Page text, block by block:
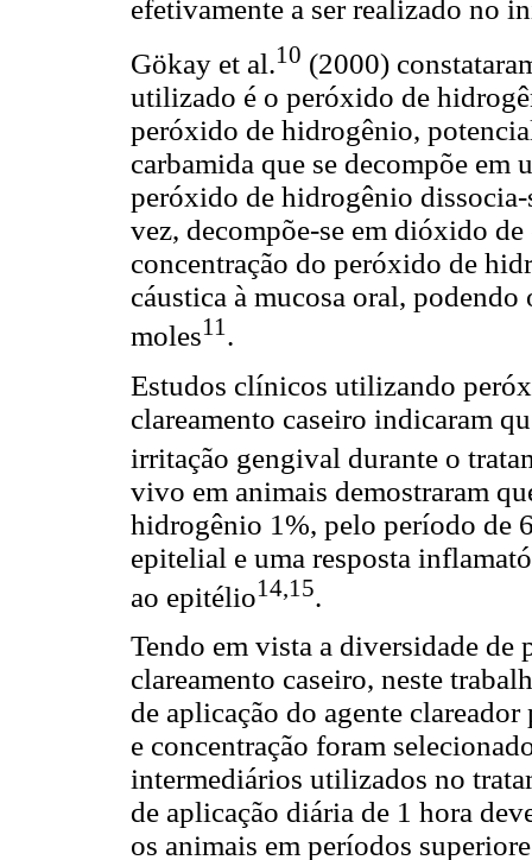
efetivamente a ser realizado no
Gökay et al.10 (2000)
utilizado é o peróxido de
peróxido de hidrogênio,
carbamida que se decompõe
peróxido de hidrogênio dissocia-
vez, decompõe-se em dióxido
concentração do peróxido de
cáustica à mucosa oral,
moles11 .
Estudos clínicos utilizando
clareamento caseiro indicaram
irritação gengival durante o
vivo em animais demostraram
hidrogênio 1%, pelo período de
epitelial e uma resposta
ao epitélio14,15.
Tendo em vista a diversidade de
clareamento caseiro, neste
de aplicação do agente
e concentração foram
intermediários utilizados no
de aplicação diária de 1 hora
os animais em períodos